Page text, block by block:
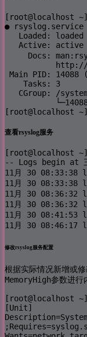
[root@localhost
● rsyslog.service
Loaded: loaded
Active: active
Docs:
Main PID: 14088
    Tasks: 3
CGroup: /
[root@localhost
查看rsyslog服务
[root@localhost
-- Logs begin at
11月 30
11月 30
11月 30
11月 30
11月 30
11月 30
修改rsyslog服务配置
根据实际情况新增或修
MemoryHigh参数进行
[root@localhost
[Unit]